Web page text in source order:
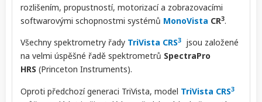
rozlišením, propustností, motorizací a zobrazovacími
softwarovými schopnostmi systémů MonoVista CR3.
Všechny spektrometry řady TriVista CRS3
jsou založené
na velmi úspěšné řadě spektrometrů SpectraPro
HRS (Princeton Instruments).
Oproti předchozí generaci TriVista, model TriVista CRS3